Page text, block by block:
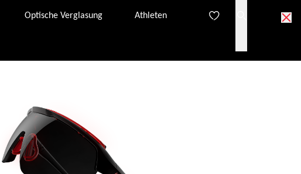
Optische Verglasung Athleten